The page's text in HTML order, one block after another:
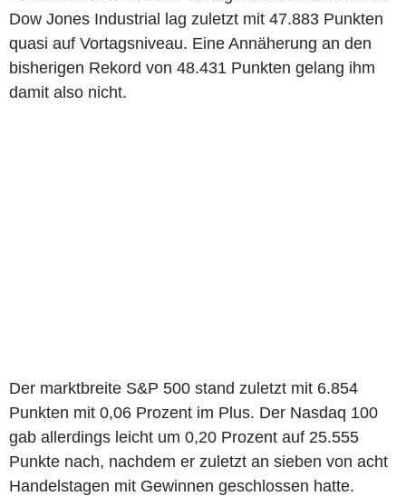
Dow Jones Industrial lag zuletzt mit 47.883 Punkten
quasi auf Vortagsniveau. Eine Annäherung an den
bisherigen Rekord von 48.431 Punkten gelang ihm
damit also nicht.
Der marktbreite S&P 500 stand zuletzt mit 6.854
Punkten mit 0,06 Prozent im Plus. Der Nasdaq 100
gab allerdings leicht um 0,20 Prozent auf 25.555
Punkte nach, nachdem er zuletzt an sieben von acht
Handelstagen mit Gewinnen geschlossen hatte.